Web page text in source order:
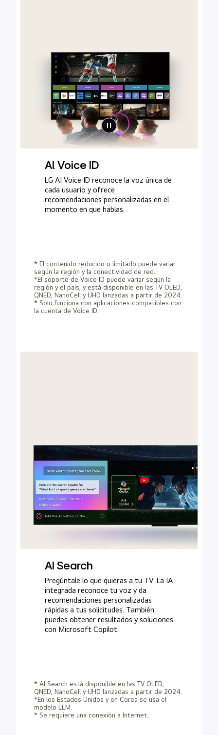
Al Voice ID
LG AI Voice ID reconoce la voz única de
cada usuario y ofrece
recomendaciones personalizadas en el
momento en que hablas.
* El contenido reducido o limitado puede variar
según la región y la conectividad de red.
*El soporte de Voice ID puede variar según la
región y el país, y está disponible en las TV OLED,
QNED, NanoCell y UHD lanzadas a partir de 2024.
* Solo funciona con aplicaciones compatibles con
la cuenta de Voice ID.
AI Search
Pregúntale lo que quieras a tu TV. La IA
integrada reconoce tu voz y da
recomendaciones personalizadas
rápidas a tus solicitudes. También
puedes obtener resultados y soluciones
con Microsoft Copilot.
* AI Search está disponible en las TV OLED,
QNED, NanoCell y UHD lanzadas a partir de 2024.
*En los Estados Unidos y en Corea se usa el
modelo LLM.
* Se requiere una conexión a Internet.